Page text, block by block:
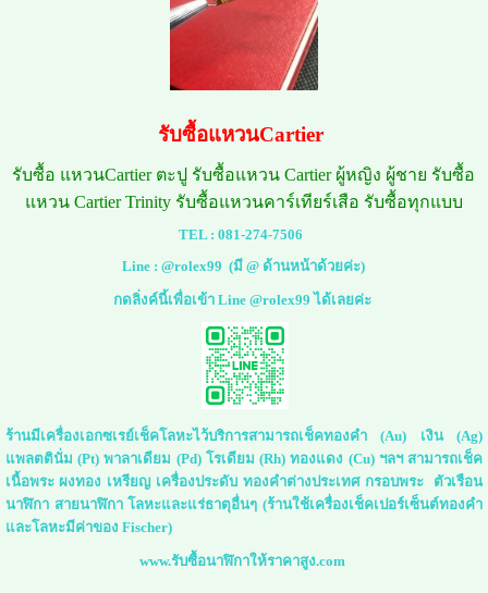
รับซื้อแหวนCartier
รับซื้อ แหวนCartier ตะปู รับซื้อแหวน Cartier ผู้หญิง ผู้ชาย รับซื้อ
แหวน Cartier Trinity รับซื้อแหวนคาร์เทียร์เสือ รับซื้อทุกแบบ
TEL : 081-274-7506
Line :@rolex99 (มี @ ด้านหน้าด้วยค่ะ)
กดลิ่งค์นี้เพื่อเข้า Line @rolex99 ได้เลยค่ะ
ร้านมีเครื่องเอกซเรย์เช็คโลหะไว้บริการสามารถเช็คทองคำ (Au) เงิน (Ag)
แพลตตินั่ม (Pt) พาลาเดียม (Pd) โรเดียม (Rh) ทองแดง (Cu) ฯลฯ สามารถเช็ค
เนื้อพระ ผงทอง เหรียญ เครื่องประดับ ทองคำต่างประเทศ กรอบพระ ตัวเรือน
นาฬิกา สายนาฬิกา โลหะและแร่ธาตุอื่นๆ (ร้านใช้เครื่องเช็คเปอร์เซ็นต์ทองคำ
และโลหะมีค่าของ Fischer)
www.รับซื้อนาฬิกาให้ราคาสูง.com